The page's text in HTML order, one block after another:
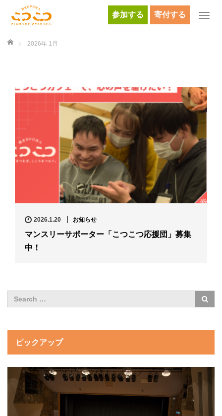
T
o
n
a
v
g
a
t
n
参加する 寄付する
ホーム 2026年 1月
2026.1.20 お知らせ
マンスリーサポーター「こつこつ応援団」募集
中！
ピックアップ